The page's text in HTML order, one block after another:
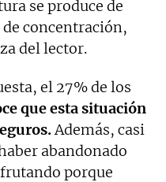
se produce de
concentración,
del lector.
el 27% de los
que esta situación
Además, casi
abandonado
porque